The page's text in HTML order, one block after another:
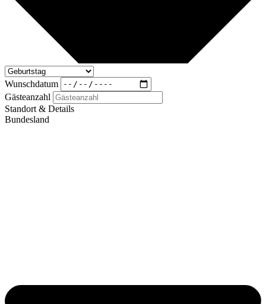
Wunschdatum
Gästeanzahl
Standort & Details
Bundesland